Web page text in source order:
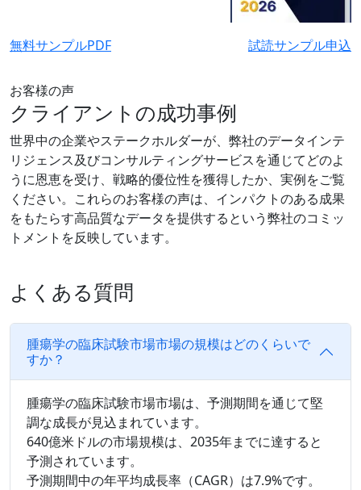
無料サンプルPDF 試読サンプル申込
お客様の声
クライアントの成功事例
世界中の企業やステークホルダーが、弊社のデータインテ
リジェンス及びコンサルティングサービスを通じてどのよ
うに恩恵を受け、戦略的優位性を獲得したか、実例をご覧
ください。これらのお客様の声は、インパクトのある成果
をもたらす高品質なデータを提供するという弊社のコミッ
トメントを反映しています。
よくある質問
腫瘍学の臨床試験市場市場の規模はどのくらいで
すか？
腫瘍学の臨床試験市場市場は、予測期間を通じて堅
調な成長が見込まれています。
640億米ドルの市場規模は、2035年までに達すると
予測されています。
予測期間中の年平均成長率（CAGR）は7.9%です。